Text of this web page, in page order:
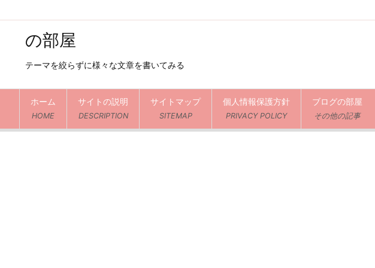
の部屋
テーマを絞らずに様々な文章を書いてみる
ホーム
HOME
サイトの説明
DESCRIPTION
サイトマップ
SITEMAP
個人情報保護方針
PRIVACY POLICY
ブログの部屋
その他の記事